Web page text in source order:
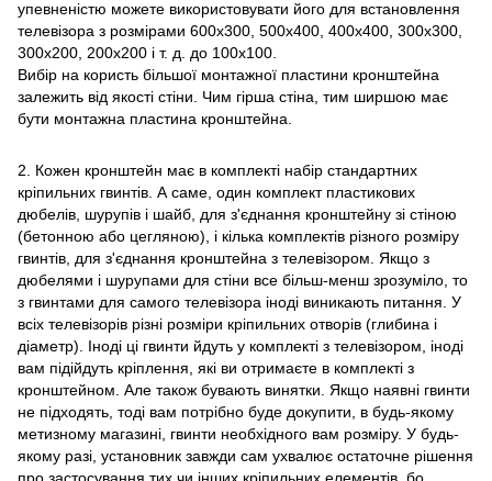
упевненістю можете використовувати його для встановлення
телевізора з розмірами 600х300, 500х400, 400х400, 300х300,
300х200, 200х200 і т. д. до 100х100.
Вибір на користь більшої монтажної пластини кронштейна
залежить від якості стіни. Чим гірша стіна, тим ширшою має
бути монтажна пластина кронштейна.
2. Кожен кронштейн має в комплекті набір стандартних
кріпильних гвинтів. А саме, один комплект пластикових
дюбелів, шурупів і шайб, для з'єднання кронштейну зі стіною
(бетонною або цегляною), і кілька комплектів різного розміру
гвинтів, для з'єднання кронштейна з телевізором. Якщо з
дюбелями і шурупами для стіни все більш-менш зрозуміло, то
з гвинтами для самого телевізора іноді виникають питання. У
всіх телевізорів різні розміри кріпильних отворів (глибина і
діаметр). Іноді ці гвинти йдуть у комплекті з телевізором, іноді
вам підійдуть кріплення, які ви отримаєте в комплекті з
кронштейном. Але також бувають винятки. Якщо наявні гвинти
не підходять, тоді вам потрібно буде докупити, в будь-якому
метизному магазині, гвинти необхідного вам розміру. У будь-
якому разі, установник завжди сам ухвалює остаточне рішення
про застосування тих чи інших кріпильних елементів, бо